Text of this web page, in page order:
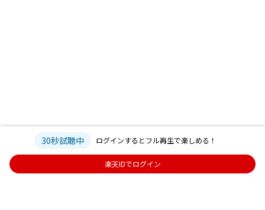
30秒試聴中 ログインするとフル再生で楽しめる！
楽天IDでログイン